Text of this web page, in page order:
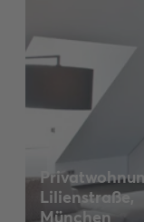
Lilienstraße,
München